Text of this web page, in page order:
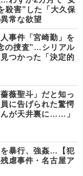
殺害”した「大久保
常な欲望
事件「宮崎勤」を
の捜査”…シリアル
つかった「決定的
薇聖斗」だと知っ
に告げられた驚愕
が天井裏に……」
暴行、強姦…【犯
虐事件・名古屋ア